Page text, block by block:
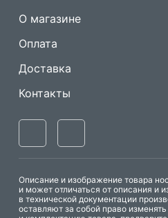
О магазине
Оплата
Доставка
Контакты
Описание и изображение товара
и может отличаться от описания и
в технической документации
оставляют за собой право